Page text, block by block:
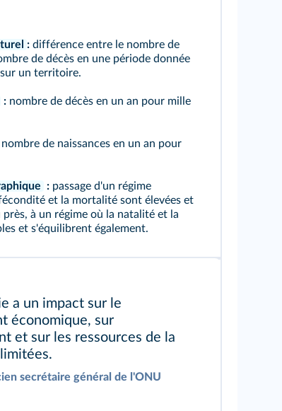
: différence entre le nombre de
de décès en une période donnée
un territoire.
: nombre de décès en un an pour mille
nombre de naissances en un an pour
: passage d'un régime
et la mortalité sont élevées et
à un régime où la natalité et la
et s'équilibrent également.
a un impact sur le
économique, sur
et sur les ressources de la
secrétaire général de l'ONU